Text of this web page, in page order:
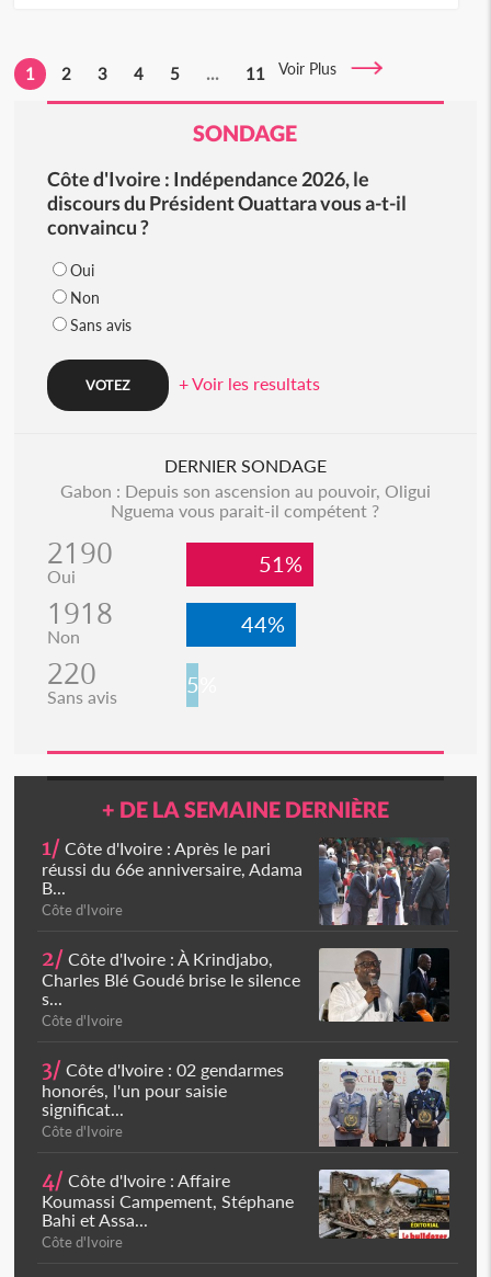
1 2 3 4 5 ... 11 Voir Plus
SONDAGE
Côte d'Ivoire : Indépendance 2026, le
discours du Président Ouattara vous a-t-il
convaincu ?
Oui
Non
Sans avis
+ Voir les resultats
DERNIER SONDAGE
Gabon : Depuis son ascension au pouvoir, Oligui
Nguema vous parait-il compétent ?
2190
Oui 51%
1918
Non 44%
220
Sans avis 5%
+ DE LA SEMAINE DERNIÈRE
1/ Côte d'Ivoire : Après le pari
réussi du 66e anniversaire, Adama
B...
Côte d'Ivoire
2/ Côte d'Ivoire : À Krindjabo,
Charles Blé Goudé brise le silence
s...
Côte d'Ivoire
3/ Côte d'Ivoire : 02 gendarmes
honorés, l'un pour saisie
significat...
Côte d'Ivoire
4/ Côte d'Ivoire : Affaire
Koumassi Campement, Stéphane
Bahi et Assa...
Côte d'Ivoire